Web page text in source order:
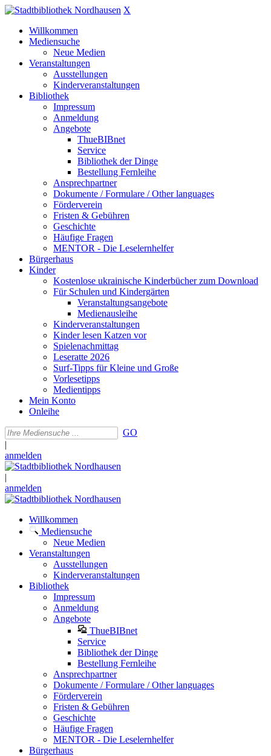
X
Willkommen
Mediensuche
Neue Medien
Veranstaltungen
Ausstellungen
Kinderveranstaltungen
Bibliothek
Impressum
Anmeldung
Angebote
ThueBIBnet
Service
Bibliothek der Dinge
Bestellung Fernleihe
Ansprechpartner
Dokumente / Formulare / Other languages
Förderverein
Fristen & Gebühren
Geschichte
Häufige Fragen
MENTOR - Die Leselernhelfer
Bürgerhaus
Kinder
Kostenlose ukrainische Kinderbücher zum Download
Für Schulen und Kindergärten
Veranstaltungsangebote
Medienausleihe
Kinderveranstaltungen
Kinder lesen Katzen vor
Spielenachmittag
Leseratte 2026
Surf-Tipps für Kleine und Große
Vorlesetipps
Medientipps
Mein Konto
Onleihe
GO
|
anmelden
|
anmelden
Willkommen
Mediensuche
Neue Medien
Veranstaltungen
Ausstellungen
Kinderveranstaltungen
Bibliothek
Impressum
Anmeldung
Angebote
ThueBIBnet
Service
Bibliothek der Dinge
Bestellung Fernleihe
Ansprechpartner
Dokumente / Formulare / Other languages
Förderverein
Fristen & Gebühren
Geschichte
Häufige Fragen
MENTOR - Die Leselernhelfer
Bürgerhaus